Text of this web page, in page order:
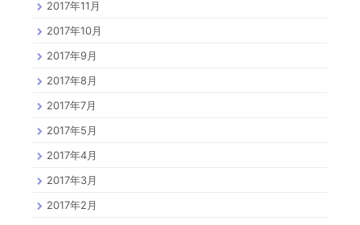
2017年11月
2017年10月
2017年9月
2017年8月
2017年7月
2017年5月
2017年4月
2017年3月
2017年2月